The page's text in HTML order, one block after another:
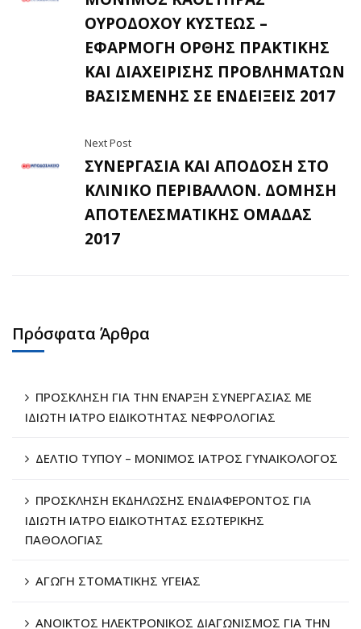
ΟΥΡΟΔΟΧΟΥ ΚΥΣΤΕΩΣ –
ΕΦΑΡΜΟΓΗ ΟΡΘΗΣ ΠΡΑΚΤΙΚΗΣ
ΚΑΙ ΔΙΑΧΕΙΡΙΣΗΣ ΠΡΟΒΛΗΜΑΤΩΝ
ΒΑΣΙΣΜΕΝΗΣ ΣΕ ΕΝΔΕΙΞΕΙΣ 2017
Next Post
ΣΥΝΕΡΓΑΣΙΑ ΚΑΙ ΑΠΟΔΟΣΗ ΣΤΟ
ΚΛΙΝΙΚΟ ΠΕΡΙΒΑΛΛΟΝ. ΔΟΜΗΣΗ
ΑΠΟΤΕΛΕΣΜΑΤΙΚΗΣ ΟΜΑΔΑΣ
2017
Πρόσφατα Άρθρα
ΠΡΟΣΚΛΗΣΗ ΓΙΑ ΤΗΝ ΕΝΑΡΞΗ ΣΥΝΕΡΓΑΣΙΑΣ ΜΕ
ΙΔΙΩΤΗ ΙΑΤΡΟ ΕΙΔΙΚΟΤΗΤΑΣ ΝΕΦΡΟΛΟΓΙΑΣ
ΔΕΛΤΙΟ ΤΥΠΟΥ – ΜΟΝΙΜΟΣ ΙΑΤΡΟΣ ΓΥΝΑΙΚΟΛΟΓΟΣ
ΠΡΟΣΚΛΗΣΗ ΕΚΔΗΛΩΣΗΣ ΕΝΔΙΑΦΕΡΟΝΤΟΣ ΓΙΑ
ΙΔΙΩΤΗ ΙΑΤΡΟ ΕΙΔΙΚΟΤΗΤΑΣ ΕΣΩΤΕΡΙΚΗΣ
ΠΑΘΟΛΟΓΙΑΣ
ΑΓΩΓΗ ΣΤΟΜΑΤΙΚΗΣ ΥΓΕΙΑΣ
ΑΝΟΙΚΤΟΣ ΗΛΕΚΤΡΟΝΙΚΟΣ ΔΙΑΓΩΝΙΣΜΟΣ ΓΙΑ ΤΗΝ